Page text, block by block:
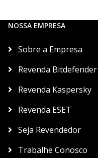
NOSSA EMPRESA
Sobre a Empresa
Revenda Bitdefender
Revenda Kaspersky
Revenda ESET
Seja Revendedor
Trabalhe Conosco